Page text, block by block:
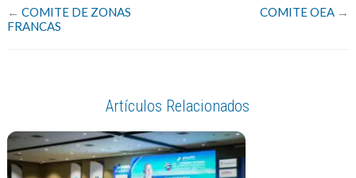
← COMITE DE ZONAS
FRANCAS
COMITE OEA →
Artículos Relacionados